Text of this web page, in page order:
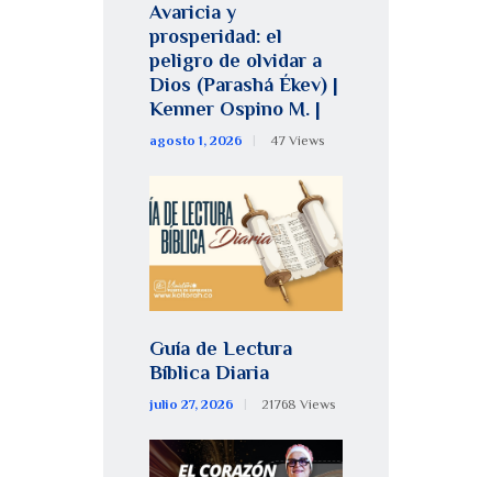
Avaricia y
prosperidad: el
peligro de olvidar a
Dios (Parashá Ékev) |
Kenner Ospino M. |
agosto 1, 2026 47 Views
Guía de Lectura
Bíblica Diaria
julio 27, 2026 21768 Views